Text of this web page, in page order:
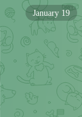
January 19